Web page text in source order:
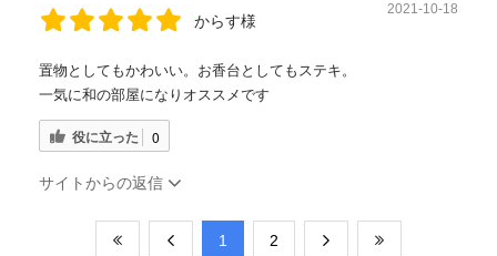
からす様
2021-10-18
置物としてもかわいい。お香台としてもステキ。
一気に和の部屋になりオススメです
役に立った 0
サイトからの返信
​1 ​2